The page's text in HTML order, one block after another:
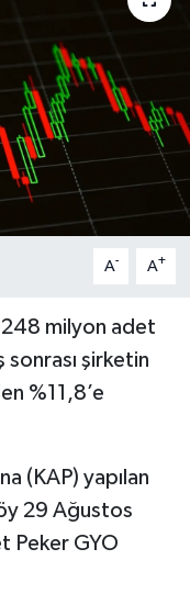
A- A+
248 milyon adet
sonrası şirketin
%11,8’e
(KAP) yapılan
29 Ağustos
Peker GYO